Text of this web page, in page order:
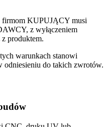
firmom KUPUJĄCY musi
z wyłączeniem
produktem.
warunkach stanowi
odniesieniu do takich zwrotów.